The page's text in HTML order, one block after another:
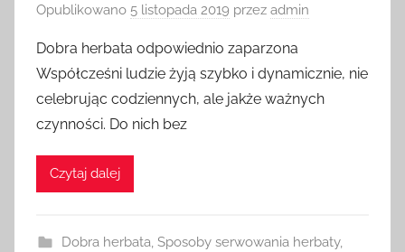
Opublikowano 5 listopada 2019 przez admin
Dobra herbata odpowiednio zaparzona
Współcześni ludzie żyją szybko i dynamicznie, nie
celebrując codziennych, ale jakże ważnych
czynności. Do nich bez
Czytaj dalej
Dobra herbata, Sposoby serwowania herbaty,